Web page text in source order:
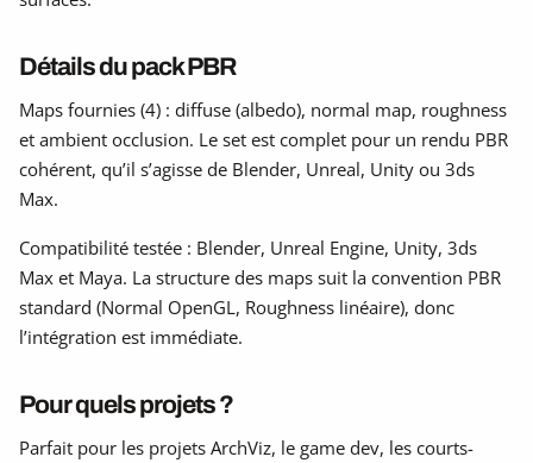
Détails du pack PBR
Maps fournies (4) : diffuse (albedo), normal map, roughness
et ambient occlusion. Le set est complet pour un rendu PBR
cohérent, qu’il s’agisse de Blender, Unreal, Unity ou 3ds
Max.
Compatibilité testée : Blender, Unreal Engine, Unity, 3ds
Max et Maya. La structure des maps suit la convention PBR
standard (Normal OpenGL, Roughness linéaire), donc
l’intégration est immédiate.
Pour quels projets ?
Parfait pour les projets ArchViz, le game dev, les courts-